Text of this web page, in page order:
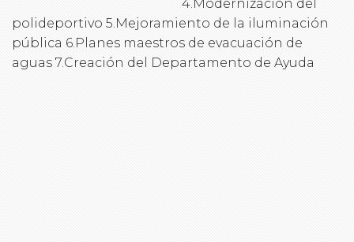
4.Modernización del
polideportivo 5.Mejoramiento de la iluminación
pública 6.Planes maestros de evacuación de
aguas 7.Creación del Departamento de Ayuda